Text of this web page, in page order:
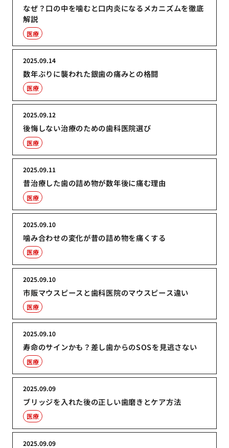
なぜ？口の中を噛むと口内炎になるメカニズムを徹底
解説
医療
数年ぶりに襲われた銀歯の痛みとの格闘
2025.09.14
医療
後悔しない治療のための歯科医院選び
2025.09.12
医療
昔治療した歯の詰め物が数年後に痛む理由
2025.09.11
医療
噛み合わせの変化が昔の詰め物を痛くする
2025.09.10
医療
市販マウスピースと歯科医院のマウスピース違い
2025.09.10
医療
寿命のサインかも？差し歯からのSOSを見逃さない
2025.09.10
医療
ブリッジを入れた後の正しい歯磨きとケア方法
2025.09.09
医療
2025.09.09